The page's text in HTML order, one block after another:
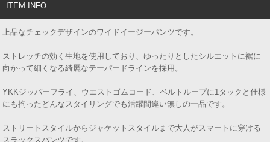
ITEM INFO
上品なチェックデザインのワイドイージーパンツです。
ストレッチの効く生地を使用しており、ゆったりとしたシルエットに裾に
向かって細くなる綺麗なテーパードラインを採用。
YKKジッパーフライ、ウエストゴムコード、ベルトループに1タックと仕様
にも拘ったどんなスタイリングでも活躍間違い無しの一品です。
ストリートスタイルからジャケットスタイルまで大人がスマートに穿ける
スラックスパンツです。